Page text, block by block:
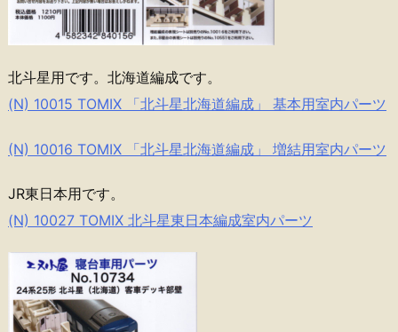
北斗星用です。北海道編成です。
(N) 10015 TOMIX 「北斗星北海道編成」 基本用室内パーツ
(N) 10016 TOMIX 「北斗星北海道編成」 増結用室内パーツ
JR東日本用です。
(N) 10027 TOMIX 北斗星東日本編成室内パーツ